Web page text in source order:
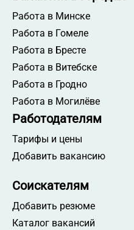
Работа в Минске
Работа в Гомеле
Работа в Бресте
Работа в Витебске
Работа в Гродно
Работа в Могилёве
Работодателям
Тарифы и цены
Добавить вакансию
Соискателям
Добавить резюме
Каталог вакансий